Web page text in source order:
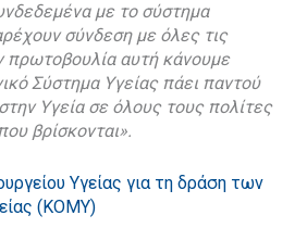
με το σύστημα
σύνδεση με όλες τις
πρωτοβουλία αυτή κάνουμε
Σύστημα Υγείας πάει παντού
Υγεία σε όλους τους πολίτες
βρίσκονται».
Υγείας για τη δράση των
(ΚΟΜΥ)